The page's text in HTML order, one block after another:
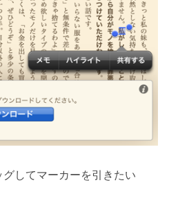
してマーカーを引きたい